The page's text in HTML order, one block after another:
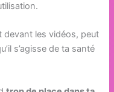
devant les vidéos, peut
s’agisse de ta santé